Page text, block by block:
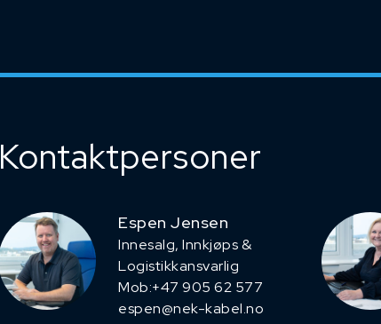
Kontaktpersoner
Espen Jensen
Innesalg, ​Innkjøps &
Logistikkansvarlig
Mob:+47 905 62 577
espen@nek-kabel.no